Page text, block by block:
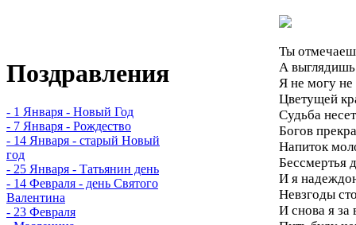
Поздравления
- 1 Января - Новый Год
- 7 Января - Рождество
- 14 Января - старый Новый
год
- 25 Января - Татьянин день
- 14 Февраля - день Святого
Валентина
- 23 Февраля
Ты
А
Я не могу не
Цветущей
Судьба
Богов
Напиток
Бессмертья
И я
Невзгоды
И снова я за